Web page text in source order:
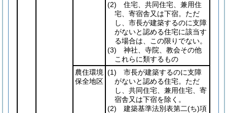
(2) 住宅、共同住宅、兼用住
宅、寄宿舎又は下宿。ただ
し、市長が建築するのに支障
がないと認める住宅に該当す
る場合は、この限りでない。
(3) 神社、寺院、教会その他
これらに類するもの
農住環境
保全地区
(1) 市長が建築するのに支障
がないと認める住宅。ただ
し、共同住宅、兼用住宅、寄
宿舎又は下宿を除く。
(2) 建築基準法別表第二(ち)項